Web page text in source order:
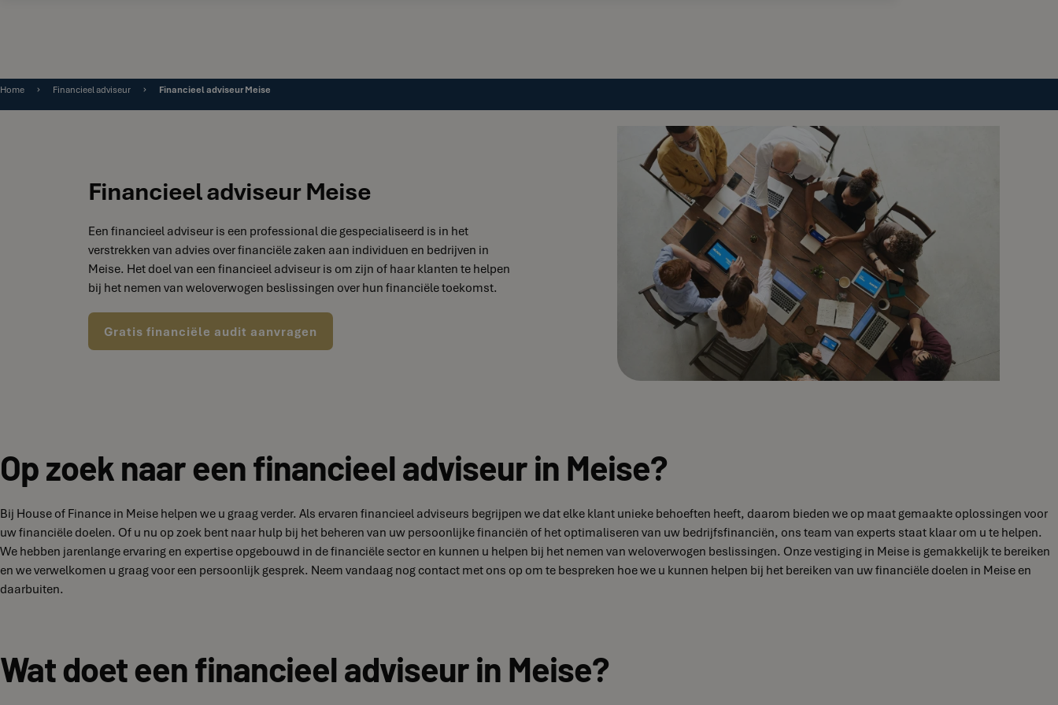
Home Financieel adviseur Financieel adviseur Meise
Financieel adviseur Meise
Een financieel adviseur is een professional die gespecialiseerd is in het
verstrekken van advies over financiële zaken aan individuen en bedrijven in
Meise. Het doel van een financieel adviseur is om zijn of haar klanten te helpen
bij het nemen van weloverwogen beslissingen over hun financiële toekomst.
Gratis financiële audit aanvragen
Op zoek naar een financieel adviseur in Meise?
Bij House of Finance in Meise helpen we u graag verder. Als ervaren financieel adviseurs begrijpen we dat elke klant unieke behoeften heeft, daarom bieden we op maat gemaakte oplossingen voor
uw financiële doelen. Of u nu op zoek bent naar hulp bij het beheren van uw persoonlijke financiën of het optimaliseren van uw bedrijfsfinanciën, ons team van experts staat klaar om u te helpen.
We hebben jarenlange ervaring en expertise opgebouwd in de financiële sector en kunnen u helpen bij het nemen van weloverwogen beslissingen. Onze vestiging in Meise is gemakkelijk te bereiken
en we verwelkomen u graag voor een persoonlijk gesprek. Neem vandaag nog contact met ons op om te bespreken hoe we u kunnen helpen bij het bereiken van uw financiële doelen in Meise en
daarbuiten.
Wat doet een financieel adviseur in Meise?